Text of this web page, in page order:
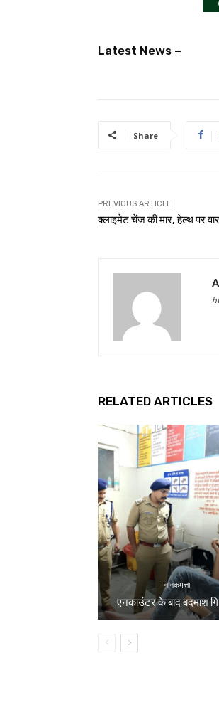
Latest News –
Share
PREVIOUS ARTICLE
क्लाइमेट चेंज की मार, हेल्थ पर
RELATED ARTICLES
नानकमत्ता
एनकाउंटर के बाद बदमाश